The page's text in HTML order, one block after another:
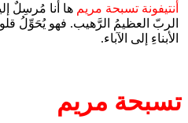
أنتيفونة تسبحة مريم ها أنا مُرسِلٌ
الربّ العظيمُ الرَّهيب. فهو يُحَوِّلُ
الأبناءِ إلى الآباء.
تسبحة مريم